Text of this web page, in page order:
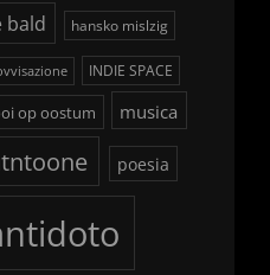
bald hansko mislzig
INDIE SPACE
op oostum musica
poesia